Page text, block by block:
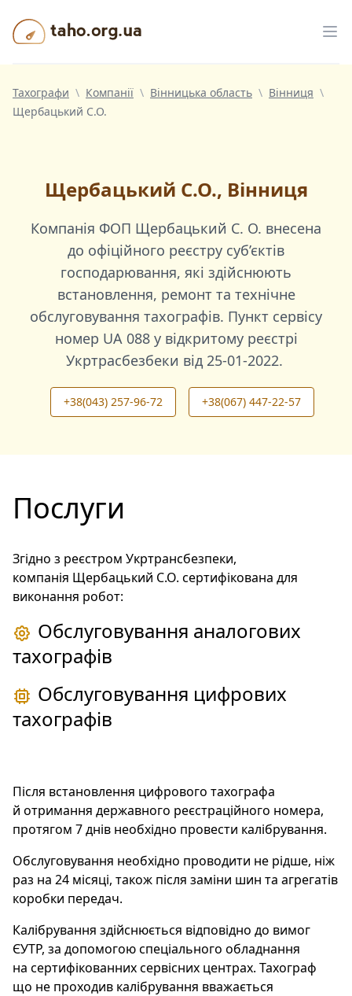
Taho.org.ua
Тахографи \ Компанії \ Вінницька область \ Вінниця \
Щербацький С.О.
Щербацький С.О., Вінниця
Компанія ФОП Щербацький С. О. внесена
до офіційного реєстру суб’єктів
господарювання, які здійснюють
встановлення, ремонт та технічне
обслуговування тахографів. Пункт сервісу
номер UA 088у відкритому реєстрі
Укртрасбезбеки від 25-01-2022.
+38(043) 257-96-72 +38(067) 447-22-57
Послуги
Згідно з реєстром Укртрансбезпеки,
компанія Щербацький С.О. сертифікована для
виконання робот:
Обслуговування аналогових
тахографів
Обслуговування цифрових
тахографів
Після встановлення цифрового тахографа
й отримання державного реєстраційного номера,
протягом 7 днів необхідно провести калібрування.
Обслуговування необхідно проводити не рідше, ніж
раз на 24 місяці, також після заміни шин та агрегатів
коробки передач.
Калібрування здійснюється відповідно до вимог
ЄУТР, за допомогою спеціального обладнання
на сертифікованних сервісних центрах. Тахограф
що не проходив калібрування вважається